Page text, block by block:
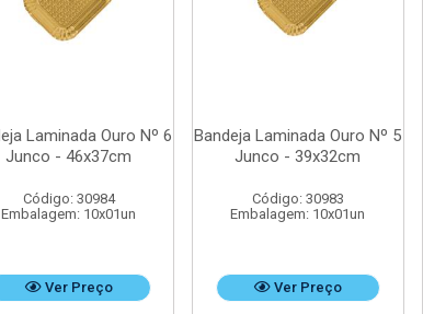
Laminada Ouro Nº 6
Junco - 46x37cm
Código: 30984
Embalagem: 10x01un
Ver Preço
Bandeja Laminada Ouro Nº 5
Junco - 39x32cm
Código: 30983
Embalagem: 10x01un
Ver Preço